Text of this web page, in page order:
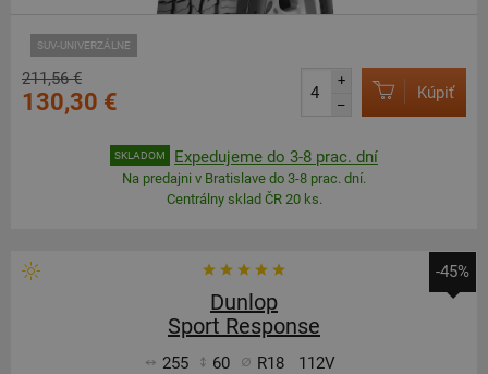
SUV-UNIVERZÁLNE
211,56 €
130,30 €
+
–
Kúpiť
SKLADOM Expedujeme do 3-8 prac. dní
Na predajni v Bratislave do 3-8 prac. dní.
Centrálny sklad ČR 20 ks.
-45%
Dunlop
Sport Response
255 60 R18 112V